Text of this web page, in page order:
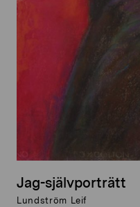
Jag-självporträtt
Lundström Leif